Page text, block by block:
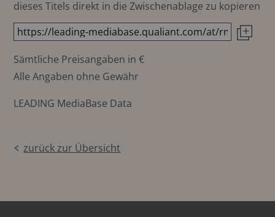
dieses Titels direkt in die Zwischenablage zu kopieren
Sämtliche Preisangaben in €
Alle Angaben ohne Gewähr
LEADING MediaBase Data
zurück zur Übersicht